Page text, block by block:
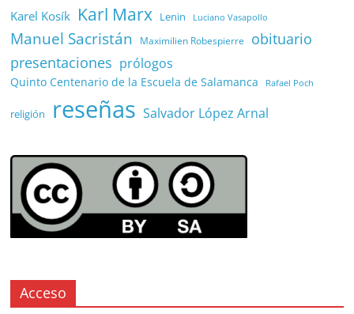
Karel Kosík Karl Marx Lenin Luciano Vasapollo
Manuel Sacristán Maximilien Robespierre
obituario
presentaciones prólogos
Quinto Centenario de la Escuela de Salamanca Rafael Poch
religión reseñas Salvador López Arnal
Acceso